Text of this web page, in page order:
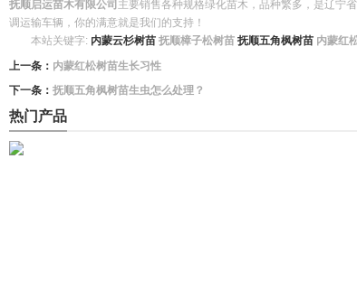
抚顺启运苗木有限公司 主要销售各种规格绿化苗木，品种繁多，是辽宁
调运输车辆，你的满意就是我们的支持！
本站关键字: 内蒙云杉树苗 抚顺樟子松树苗 抚顺五角枫树苗 内蒙红
上一条： 内蒙红松树苗生长习性
下一条： 抚顺五角枫树苗生虫怎么处理？
热门产品